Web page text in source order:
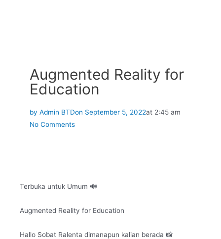
Augmented Reality for
Education
by Admin BTDon September 5, 2022at 2:45 am
No Comments
Terbuka untuk Umum 🔊
Augmented Reality for Education
Hallo Sobat Ralenta dimanapun kalian berada 📸